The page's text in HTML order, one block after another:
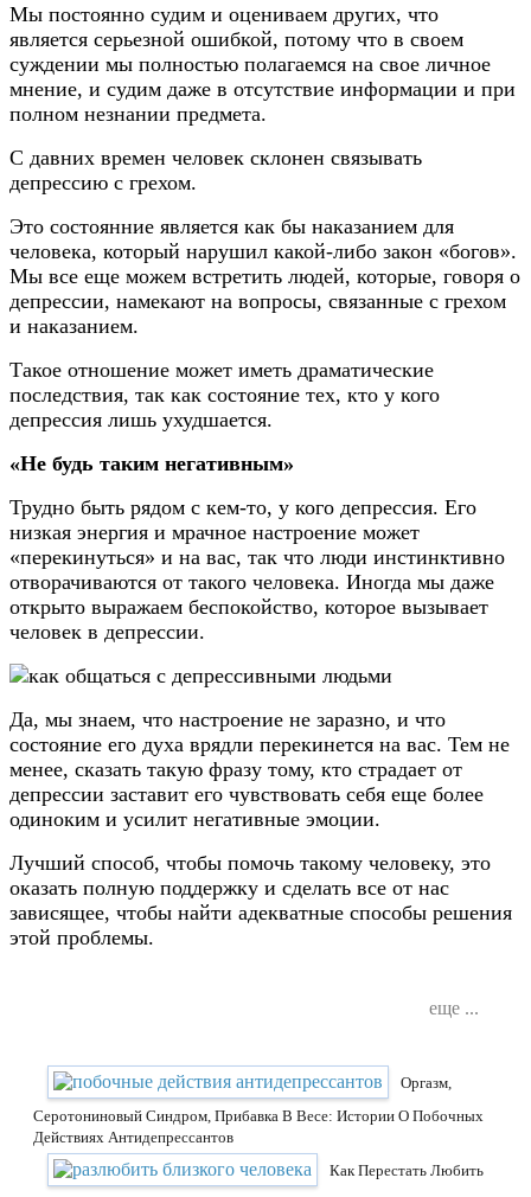
Мы постоянно судим и оцениваем других, что
является серьезной ошибкой, потому что в своем
суждении мы полностью полагаемся на свое личное
мнение, и судим даже в отсутствие информации и при
полном незнании предмета.
С давних времен человек склонен связывать
депрессию с грехом.
Это состоянние является как бы наказанием для
человека, который нарушил какой-либо закон «богов».
Мы все еще можем встретить людей, которые, говоря о
депрессии, намекают на вопросы, связанные с грехом
и наказанием.
Такое отношение может иметь драматические
последствия, так как состояние тех, кто у кого
депрессия лишь ухудшается.
«Не будь таким негативным»
Трудно быть рядом с кем-то, у кого депрессия. Его
низкая энергия и мрачное настроение может
«перекинуться» и на вас, так что люди инстинктивно
отворачиваются от такого человека. Иногда мы даже
открыто выражаем беспокойство, которое вызывает
человек в депрессии.
Да, мы знаем, что настроение не заразно, и что
состояние его духа врядли перекинется на вас. Тем не
менее, сказать такую фразу тому, кто страдает от
депрессии заставит его чувствовать себя еще более
одиноким и усилит негативные эмоции.
Лучший способ, чтобы помочь такому человеку, это
оказать полную поддержку и сделать все от нас
зависящее, чтобы найти адекватные способы решения
этой проблемы.
еще ...
Оргазм,
Серотониновый Синдром, Прибавка В Весе: Истории О Побочных
Действиях Антидепрессантов
Как Перестать Любить